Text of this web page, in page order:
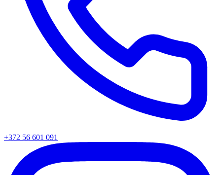
+372 56 601 091